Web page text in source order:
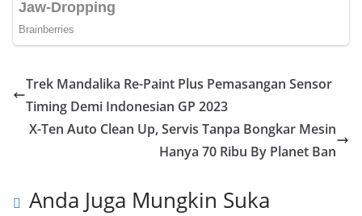
Trek Mandalika Re-Paint Plus Pemasangan Sensor
Timing Demi Indonesian GP 2023
X-Ten Auto Clean Up, Servis Tanpa Bongkar Mesin
Hanya 70 Ribu By Planet Ban
Anda Juga Mungkin Suka